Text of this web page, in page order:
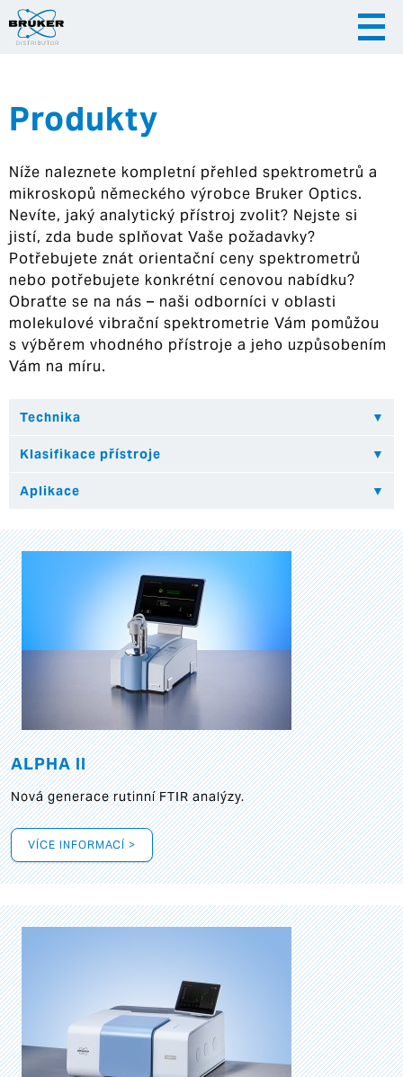
|
Hrvatska
Produkty
Níže naleznete kompletní přehled spektrometrů a
mikroskopů německého výrobce Bruker Optics.
Nevíte, jaký analytický přístroj zvolit? Nejste si
jistí, zda bude splňovat Vaše požadavky?
Potřebujete znát orientační ceny spektrometrů
nebo potřebujete konkrétní cenovou nabídku?
Obraťte se na nás – naši odborníci v oblasti
molekulové vibrační spektrometrie Vám pomůžou
s výběrem vhodného přístroje a jeho uzpůsobením
Vám na míru.
ALPHA II
Nová generace rutinní FTIR analýzy.
VÍCE INFORMACÍ >